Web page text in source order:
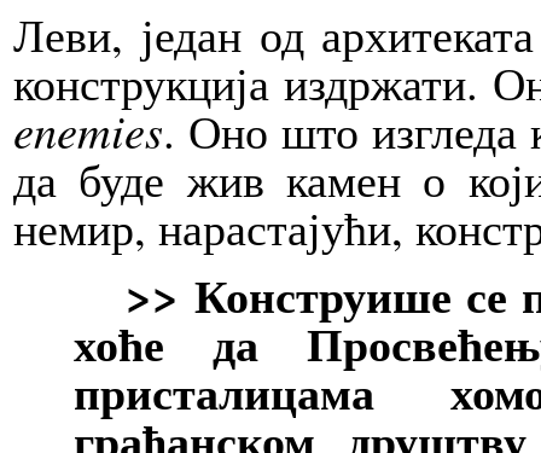
Леви, један од
конструкција издржати.
enemies. Оно што изгледа
да буде жив камен о
немир, нарастајући,
>> Конструише се
хоће да
присталицама
грађанском